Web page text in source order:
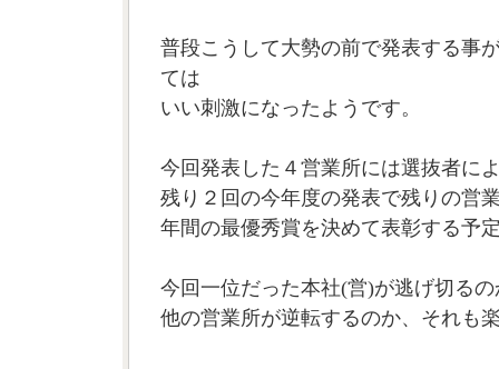
普段こうして大勢の前で発表する事
ては
いい刺激になったようです。
今回発表した４営業所には選抜者に
残り２回の今年度の発表で残りの営
年間の最優秀賞を決めて表彰する予
今回一位だった本社(営)が逃げ切るの
他の営業所が逆転するのか、それも